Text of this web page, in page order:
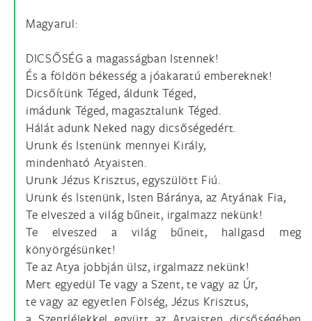
Magyarul:
DICSŐSÉG a magasságban Istennek!
És a földön békesség a jóakaratú embereknek!
Dicsőítünk Téged, áldunk Téged,
imádunk Téged, magasztalunk Téged.
Hálát adunk Neked nagy dicsőségedért.
Urunk és Istenünk mennyei Király,
mindenható Atyaisten.
Urunk Jézus Krisztus, egyszülött Fiú.
Urunk és Istenünk, Isten Báránya, az Atyának Fia,
Te elveszed a világ bűneit, irgalmazz nekünk!
Te elveszed a világ bűneit, hallgasd meg
könyörgésünket!
Te az Atya jobbján ülsz, irgalmazz nekünk!
Mert egyedül Te vagy a Szent, te vagy az Úr,
te vagy az egyetlen Fölség, Jézus Krisztus,